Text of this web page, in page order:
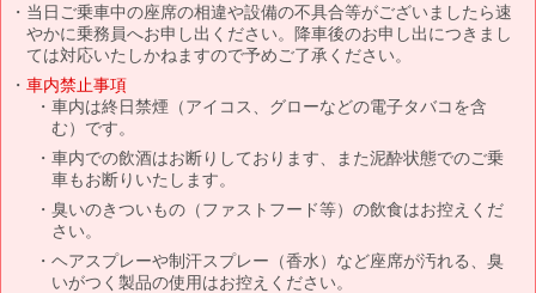
当日ご乗車中の座席の相違や設備の不具合等がございましたら速
やかに乗務員へお申し出ください。降車後のお申し出につきまし
ては対応いたしかねますので予めご了承ください。
車内禁止事項
車内は終日禁煙（アイコス、グローなどの電子タバコを含
む）です。
車内での飲酒はお断りしております、また泥酔状態でのご乗
車もお断りいたします。
臭いのきついもの（ファストフード等）の飲食はお控えくだ
さい。
ヘアスプレーや制汗スプレー（香水）など座席が汚れる、臭
いがつく製品の使用はお控えください。